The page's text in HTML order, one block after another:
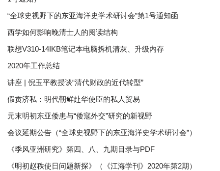
“全球史视野下的东亚海洋史学术研讨会”第1号通知函
西学如何影响晚清士人的阅读结构
联想V310-14IKB笔记本电脑拆机清灰、升级内存
2020年工作总结
讲座 | 倪玉平教授谈“清代财政的近代转型”
假贡济私：明代朝鲜赴华使臣的私人贸易
元末明初东亚倭患与“倭寇外交”研究的新视野
会议延期公告（“全球史视野下的东亚海洋史学术研讨会”）
《季风亚洲研究》第四、八、九期目录与PDF
《明初赵秩使日问题新探》（《江海学刊》2020年第2期）